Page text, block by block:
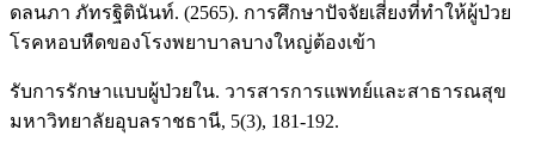
ดลนภา ภัทรฐิตินันท์. (2565). การศึกษาปัจจัยเสี่ยงที่ทำให้ผู้ป่วย
โรคหอบหืดของโรงพยาบาลบางใหญ่ต้องเข้า
รับการรักษาแบบผู้ป่วยใน. วารสารการแพทย์และสาธารณสุข
มหาวิทยาลัยอุบลราชธานี, 5(3), 181-192.